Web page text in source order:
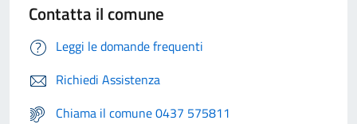
Contatta il comune
Leggi le domande frequenti
Richiedi Assistenza
Chiama il comune 0437 575811